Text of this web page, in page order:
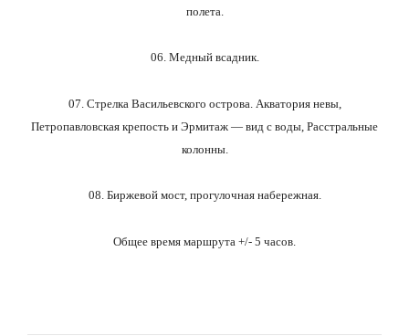
полета.
06. Медный всадник.
07. Стрелка Васильевского острова. Акватория невы,
Петропавловская крепость и Эрмитаж — вид с воды, Расстральные
колонны.
08. Биржевой мост, прогулочная набережная.
Общее время маршрута +/- 5 часов.